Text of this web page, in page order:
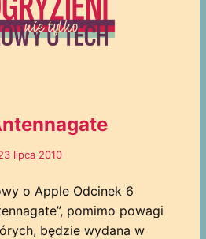
lipca 2010
o Apple Odcinek 6
pomimo powagi
będzie wydana w